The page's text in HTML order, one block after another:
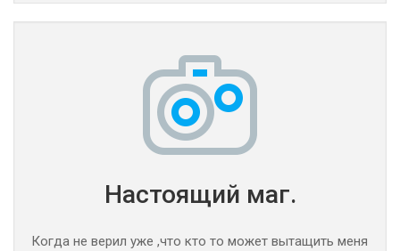
Настоящий маг.
Когда не верил уже ,что кто то может вытащить меня